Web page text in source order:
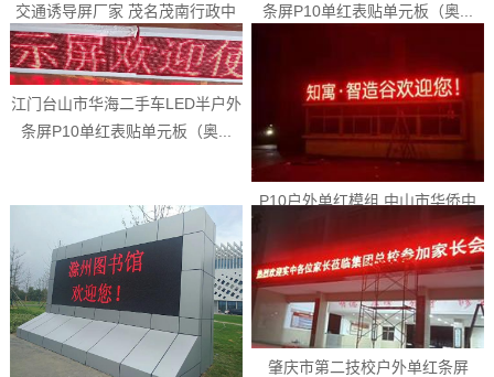
交通诱导屏厂家 茂名茂南行政中
心LED户外条屏 P10表贴单...
条屏P10单红表贴单元板（奥...
江门台山市华海二手车LED半户外
条屏P10单红表贴单元板（奥...
P10户外单红模组 中山市华侨中
学LED户外单双色全彩屏（美...
肇庆市第二技校户外单红条屏